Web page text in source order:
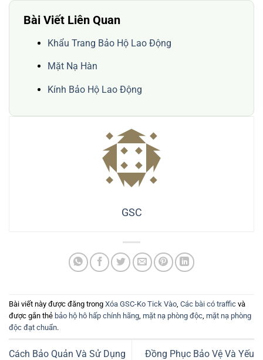
Bài Viết Liên Quan
Khẩu Trang Bảo Hộ Lao Động
Mặt Nạ Hàn
Kính Bảo Hộ Lao Động
GSC
Bài viết này được đăng trong Xóa GSC-Ko Tick Vào Các bài có traffic và
được gắn thẻ bảo hộ hô hấp chính hãng mặt nạ phòng độc mặt nạ phòng
độc đạt chuẩn.
Cách Bảo Quản Và Sử Dụng
Đồng Phục Bảo Vệ Và Yếu